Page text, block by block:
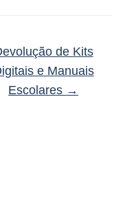
de Kits
e Manuais
Escolares →